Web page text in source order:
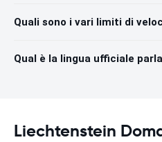
Quali sono i vari limiti di
Qual è la lingua ufficiale
Liechtenstein